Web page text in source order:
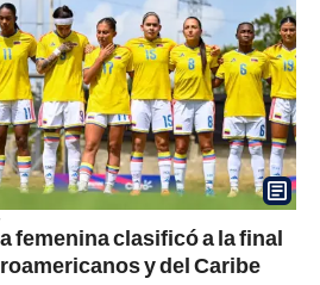
femenina clasificó a la final
y del Caribe